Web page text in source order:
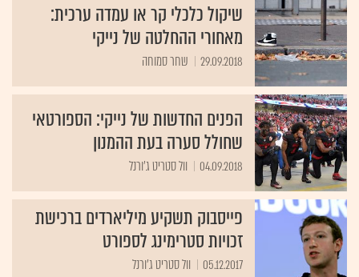
שיקול כלכלי קר או עמדה ערכית:
מאחורי ההחלטה של נייקי
29.09.2018 שחר סמוחה
הפנים החדשות של נייקי: הספורטאי
שחולל סערה בעת ההמנון
04.09.2018 וול סטריט ג'ורנל
פייסבוק תשקיע מיליארדים ברכישת
זכויות סטרימינג לספורט
05.12.2017 וול סטריט ג'ורנל